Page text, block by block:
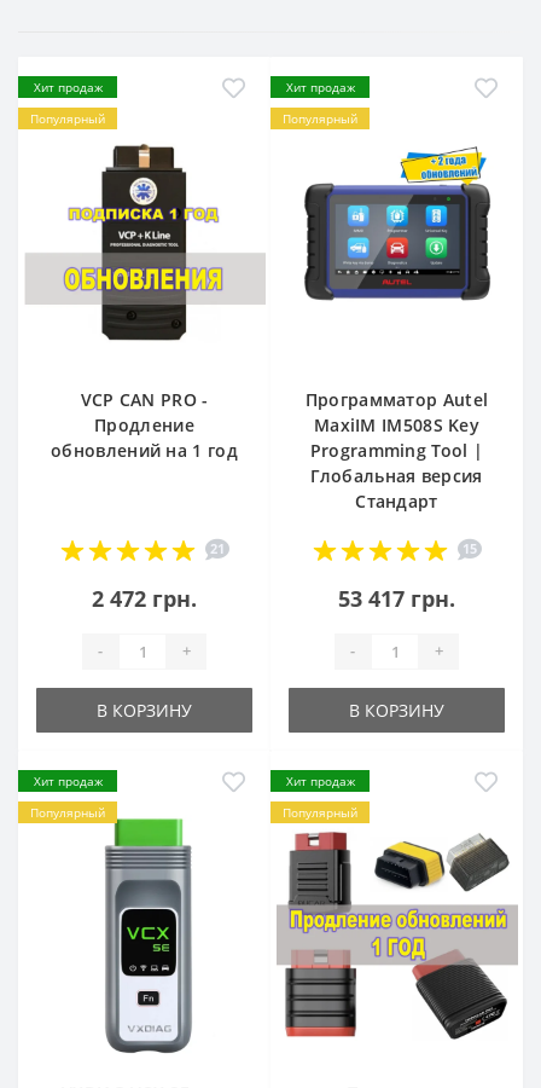
Хит продаж
Популярный
VCP CAN PRO -
Продление
обновлений на 1 год
21
2 472 грн.
- +
В КОРЗИНУ
Хит продаж
Популярный
Программатор Autel
MaxiIM IM508S Key
Programming Tool |
Глобальная версия
Стандарт
15
53 417 грн.
- +
В КОРЗИНУ
Хит продаж
Популярный
Хит продаж
Популярный